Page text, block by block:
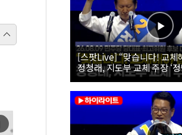
[스팟Live] “맞습니다! 교
정청래, 지도부 교체 주장 ‘
26.08.09 더불어민주당 당대
보 대구·경북 합동연설회